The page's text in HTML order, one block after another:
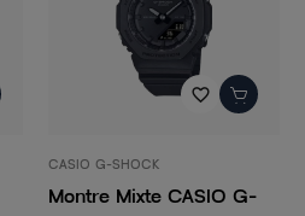
favorite_border
CASIO G-SHOCK
Montre Mixte CASIO G-